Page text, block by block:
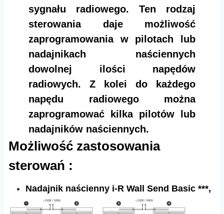
sygnału radiowego. Ten rodzaj
sterowania daje możliwość
zaprogramowania w pilotach lub
nadajnikach naściennych
dowolnej ilości napędów
radiowych. Z kolei do każdego
napędu radiowego można
zaprogramować kilka pilotów lub
nadajników naściennych.​​
Możliwość zastosowania
sterowań :
Nadajnik naścienny i-R Wall Send Basic ***,